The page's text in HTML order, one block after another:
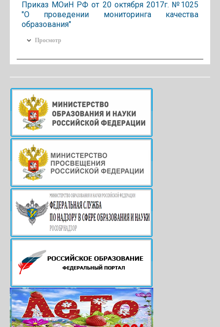
Приказ МОиН РФ от 20 октября 2017г. №1025
"О проведении мониторинга качества
образования"
Просмотр